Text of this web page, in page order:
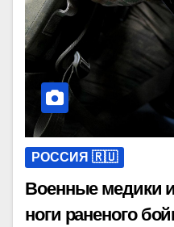
РОССИЯ 🇷🇺
Военные медики
ноги раненого